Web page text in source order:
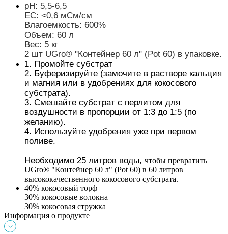
pH: 5,5-6,5
EC: <0,6 мСм/см
Влагоемкость: 600%
Объем: 60 л
Вес: 5 кг
2 шт UGro® "Контейнер 60 л" (Pot 60)
1. Промойте субстрат
2. Буферизируйте (замочите в растворе кальция
и магния или в удобрениях для кокосового
субстрата).
3. Смешайте субстрат с перлитом для
воздушности в пропорции от 1:3 до 1:5 (по
желанию).
4. Используйте удобрения уже при первом
поливе.
Необходимо 25 литров воды, чтобы превратить
UGro® "Контейнер 60 л" (Pot 60) в 60 литров
высококачественного кокосового субстрата.
40% кокосовый торф
30% кокосовые волокна
30% кокосовая стружка
Информация о продукте